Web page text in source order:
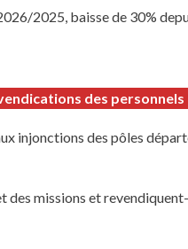
2025, baisse de 30%
des personnels
injonctions des pôles
des missions et